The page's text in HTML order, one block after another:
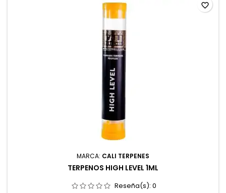
MARCA: CALI TERPENES
TERPENOS HIGH LEVEL 1ML
Reseña(s): 0
favorite_border